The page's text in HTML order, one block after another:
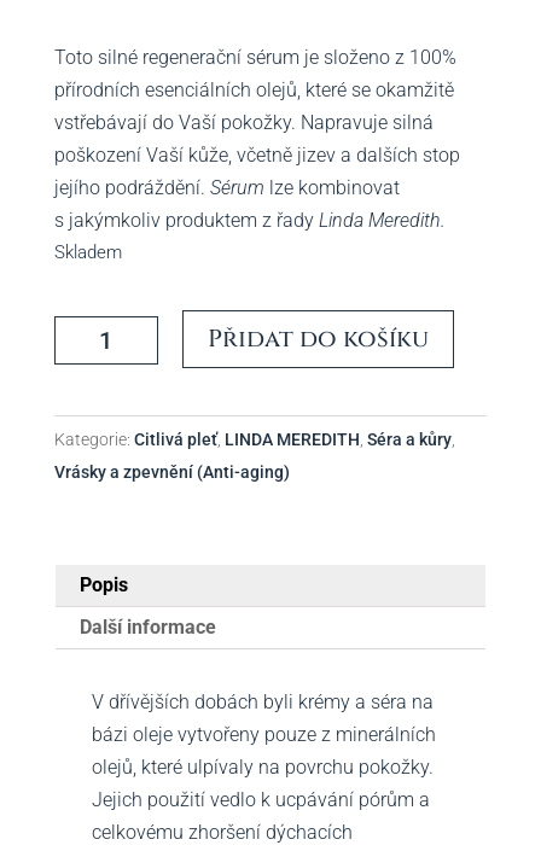
Toto silné regenerační sérum je složeno z 100%
přírodních esenciálních olejů, které se okamžitě
vstřebávají do Vaší pokožky. Napravuje silná
poškození Vaší kůže, včetně jizev a dalších stop
jejího podráždění. Sérum lze kombinovat
s jakýmkoliv produktem z řady Linda Meredith.
Skladem
Vitamin
Repair
-
Linda
Meredith
Přidat do košíku
Kategorie: Citlivá pleť, LINDA MEREDITH Séra a kůry,
Vrásky a zpevnění (Anti-aging)
Popis
Další informace
V dřívějších dobách byli krémy a séra na
bázi oleje vytvořeny pouze z minerálních
olejů, které ulpívaly na povrchu pokožky.
Jejich použití vedlo k ucpávání pórům a
celkovému zhoršení dýchacích